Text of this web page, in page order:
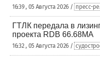
16:39 , 05 Августа 2026 / пресс-
ГТЛК передала в
проекта RDB 66.68МА
16:32 , 05 Августа 2026 /